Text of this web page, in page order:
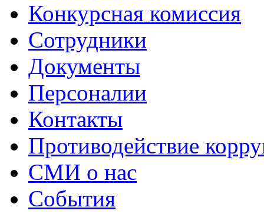
Конкурсная комиссия
Сотрудники
Документы
Персоналии
Контакты
Противодействие
СМИ о нас
События